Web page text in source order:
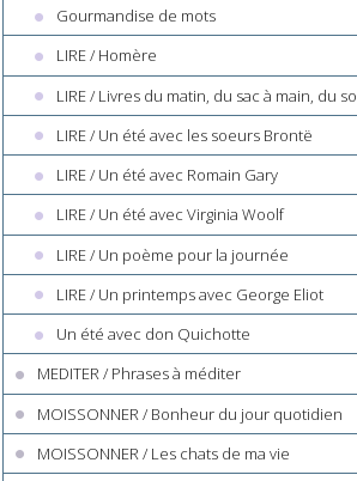
Gourmandise de mots
LIRE / Homère
LIRE / Livres du matin, du sac à main, du
LIRE / Un été avec les soeurs Brontë
LIRE / Un été avec Romain Gary
LIRE / Un été avec Virginia Woolf
LIRE / Un poème pour la journée
LIRE / Un printemps avec George Eliot
Un été avec don Quichotte
MEDITER / Phrases à méditer
MOISSONNER / Bonheur du jour quotidien
MOISSONNER / Les chats de ma vie